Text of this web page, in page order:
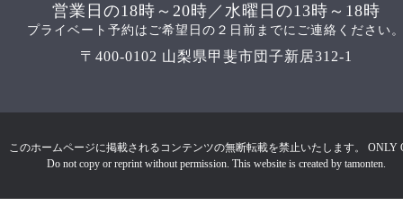
営業日の18時～20時／水曜日の13時～18時
プライベート予約はご希望日の２日前までにご連絡ください
〒400-0102 山梨県甲斐市団子新居312-1
このホームページに掲載されるコンテンツの無断転載を禁止いたします。 ONLY
Do not copy or reprint without permission. This website is created by tamonten.